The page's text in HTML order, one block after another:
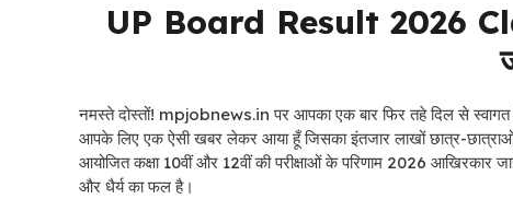
UP Board Result 2026
नमस्ते दोस्तों! mpjobnews.in पर आपका एक बार फिर तहे दिल से
आपके लिए एक ऐसी खबर लेकर आया हूँ जिसका इंतजार लाखों छात्र-छात्राओं
आयोजित कक्षा 10वीं और 12वीं की परीक्षाओं के परिणाम 2026 आखिरकार
और धैर्य का फल है।